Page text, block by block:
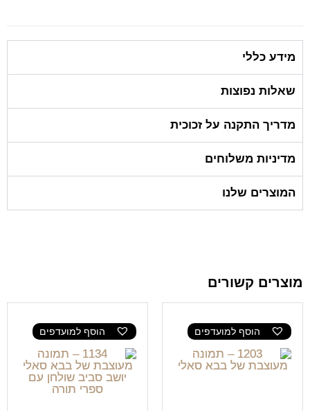
מידע כללי
שאלות נפוצות
מדריך התקנה על זכוכית
מדיניות משלוחים
המוצרים שלנו
מוצרים קשורים
הוסף למועדפים הוסף למועדפים